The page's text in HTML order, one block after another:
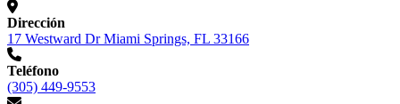
Dirección
17 Westward Dr Miami Springs, FL 33166
Teléfono
(305) 449-9553